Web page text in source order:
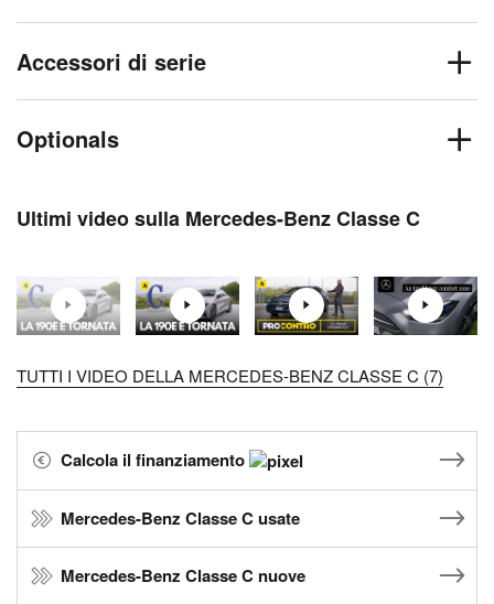
Accessori di serie
Optionals
Ultimi video sulla Mercedes-Benz Classe C
TUTTI I VIDEO DELLA MERCEDES-BENZ CLASSE C (7)
Calcola il finanziamento
Mercedes-Benz Classe C usate
Mercedes-Benz Classe C nuove